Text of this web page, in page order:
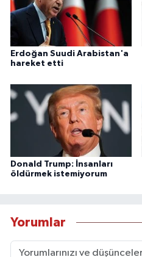
Erdoğan Suudi Arabistan'a
hareket etti
Donald Trump: İnsanları
öldürmek istemiyorum
Yorumlar